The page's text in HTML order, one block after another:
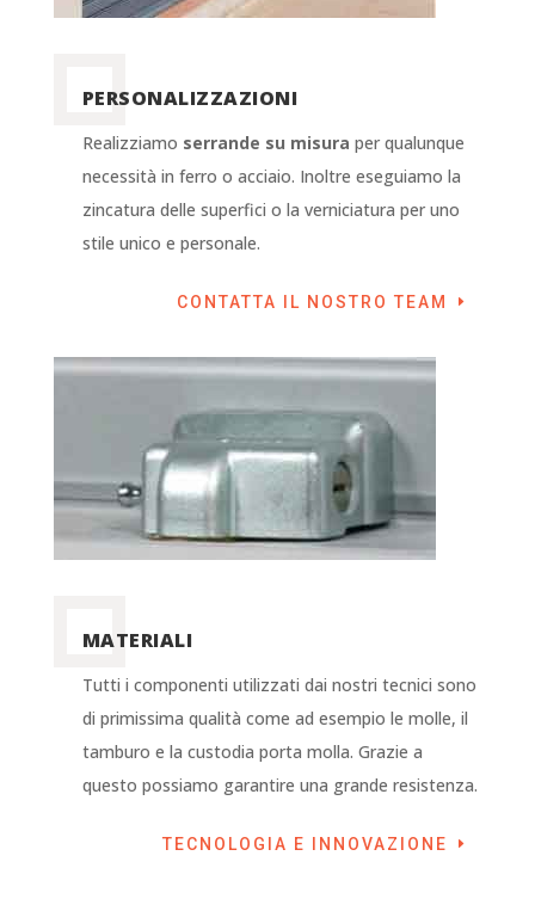
PERSONALIZZAZIONI
Realizziamo serrande su misura per qualunque
necessità in ferro o acciaio. Inoltre eseguiamo la
zincatura delle superfici o la verniciatura per uno
stile unico e personale.
CONTATTA IL NOSTRO TEAM
MATERIALI
Tutti i componenti utilizzati dai nostri tecnici sono
di primissima qualità come ad esempio le molle, il
tamburo e la custodia porta molla. Grazie a
questo possiamo garantire una grande resistenza.
TECNOLOGIA E INNOVAZIONE